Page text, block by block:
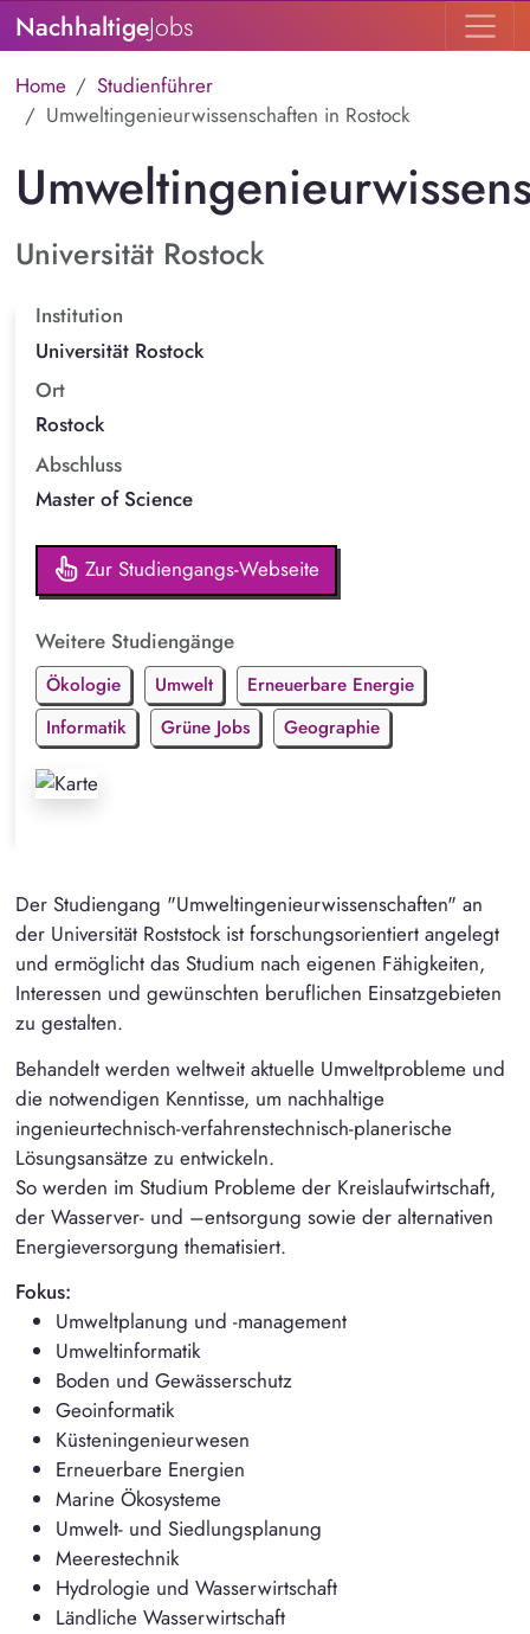
NachhaltigeJobs
Home
Studienführer
Umweltingenieurwissenschaften in Rostock
Universität Rostock
Institution
Universität Rostock
Ort
Rostock
Abschluss
Master of Science
Zur Studiengangs-Webseite
Weitere Studiengänge
Ökologie Umwelt
Erneuerbare Energie
Informatik
Grüne Jobs Geographie
Der Studiengang "Umweltingenieurwissenschaften" an
der Universität Roststock ist forschungsorientiert angelegt
und ermöglicht das Studium nach eigenen Fähigkeiten,
Interessen und gewünschten beruflichen Einsatzgebieten
zu gestalten.
Behandelt werden weltweit aktuelle Umweltprobleme und
die notwendigen Kenntisse, um nachhaltige
ingenieurtechnisch-verfahrenstechnisch-planerische
Lösungsansätze zu entwickeln.
So werden im Studium Probleme der Kreislaufwirtschaft,
der Wasserver- und –entsorgung sowie der alternativen
Energieversorgung thematisiert.
Fokus:
Umweltplanung und -management
Umweltinformatik
Boden und Gewässerschutz
Geoinformatik
Küsteningenieurwesen
Erneuerbare Energien
Marine Ökosysteme
Umwelt- und Siedlungsplanung
Meerestechnik
Hydrologie und Wasserwirtschaft
Ländliche Wasserwirtschaft